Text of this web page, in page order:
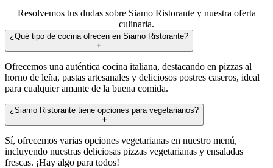
Resolvemos tus dudas sobre Siamo Ristorante y nuestra oferta
culinaria.
¿Qué tipo de cocina ofrecen en Siamo Ristorante?
Ofrecemos una auténtica cocina italiana, destacando en pizzas al
horno de leña, pastas artesanales y deliciosos postres caseros, ideal
para cualquier amante de la buena comida.
¿Siamo Ristorante tiene opciones para vegetarianos?
Sí, ofrecemos varias opciones vegetarianas en nuestro menú,
incluyendo nuestras deliciosas pizzas vegetarianas y ensaladas
frescas. ¡Hay algo para todos!